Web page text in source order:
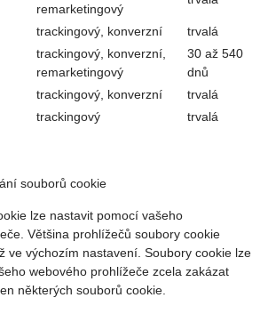
remarketingový
trackingový, konverzní trvalá
trackingový, konverzní,
remarketingový
30 až 540
dnů
trackingový, konverzní
trvalá
trackingový trvalá
souborů cookie
lze nastavit pomocí vašeho
Většina prohlížečů soubory cookie
ve výchozím nastavení. Soubory cookie lze
webového prohlížeče zcela zakázat
některých souborů cookie.